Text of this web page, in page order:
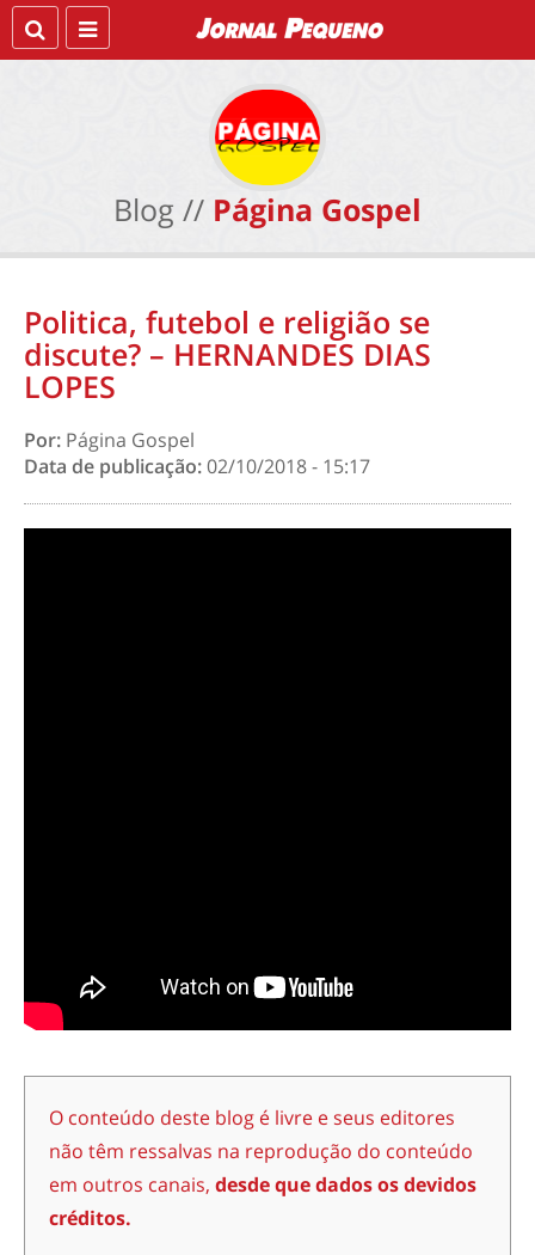
Blog // Página Gospel
Politica, futebol e religião se
discute? – HERNANDES DIAS
LOPES
Por: Página Gospel
Data de publicação:02/10/2018 - 15:17
O conteúdo deste blog é livre e seus editores
não têm ressalvas na reprodução do conteúdo
em outros canais, desde que dados os devidos
créditos.